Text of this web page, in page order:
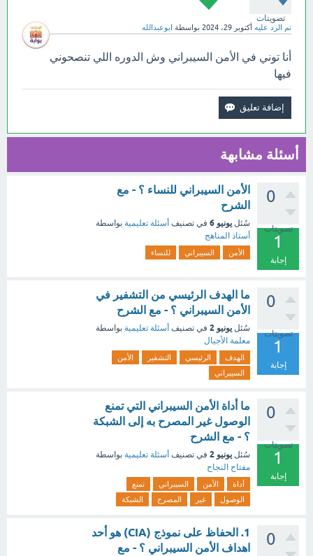
تصويتات
تم الرد عليه أكتوبر 29، 2024 بواسطة ابوعبدالله
أنا توني في الأمن السيبراني وش الدوره اللي تنصحوني
فيها
أسئلة مشابهة
0
تصويتات
1
إجابة
الأمن السيبراني للنساء ؟ - مع
الشرح
سُئل يونيو 6 في تصنيف أسئلة تعليمية بواسطة
أستاذ المناهج
الأمن السيبراني للنساء
0
تصويتات
1
إجابة
ما الهدف الرئيسي من التشفير في
الأمن السيبراني ؟ - مع الشرح
سُئل يونيو 2 في تصنيف أسئلة تعليمية بواسطة
معلمة الأجيال
الهدف الرئيسي التشفير
الأمن
السيبراني
0
تصويتات
1
إجابة
ما أداة الأمن السيبراني التي تمنع
الوصول غير المصرح به إلى الشبكة
؟ - مع الشرح
سُئل يونيو 2 في تصنيف أسئلة تعليمية بواسطة
مفتاح النجاح
أداة الأمن السيبراني
تمنع
الوصول
غير المصرح الشبكة
0
1. الحفاظ على نموذج (CIA) هو أحد
اهداف الأمن السيبراني ؟ - مع